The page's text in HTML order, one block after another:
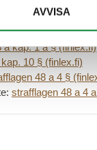
AVVISA
ochstrafflagen
a kap. 1 a § (finlex.fi)
10 § (finlex.fi)
48 a 4 §
strafflagen 48 a 4